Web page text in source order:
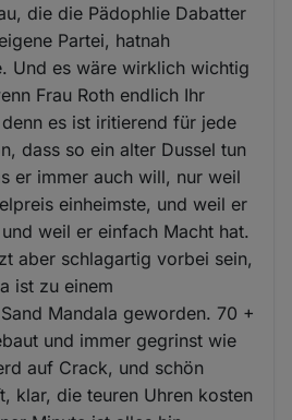
die die Pädophlie Dabatter
Partei, hatnah
Und es wäre wirklich wichtig
Frau Roth endlich Ihr
es ist iritierend für jede
dass so ein alter Dussel tun
er immer auch will, nur weil
einheimste, und weil er
weil er einfach Macht hat.
aber schlagartig vorbei sein,
ist zu einem
Mandala geworden. 70 +
und immer gegrinst wie
auf Crack, und schön
klar, die teuren Uhren kosten